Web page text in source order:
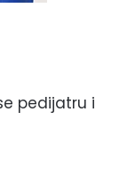
pedijatru i